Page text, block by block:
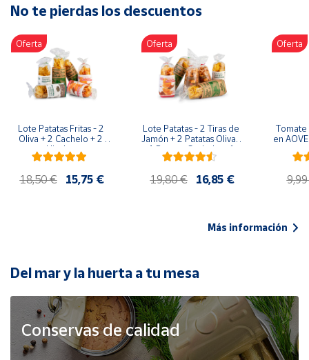
Artesanía
Oficina y
Papelería
Para Canarias,
Ceuta y Melilla
populares
Bono
Cultural
de Correos
Market
Productos
Solidarios
No te pierdas los descuentos
Oferta
Lote Patatas Fritas - 2
Oliva + 2 Cachelo + 2
Hierbas
18,50 € 15,75 €
Oferta
Lote Patatas - 2 Tiras de
Jamón + 2 Patatas Oliva +
1 Patatas Cachelo + 1
Patatas Hierbas
19,80 € 16,85 €
Oferta
en
Más información
Del mar y la huerta a tu mesa
Conservas de calidad